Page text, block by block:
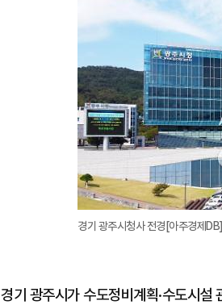
경기 광주시청사 전경[아주경제DB]
경기 광주시가 수도정비계획·수도시설